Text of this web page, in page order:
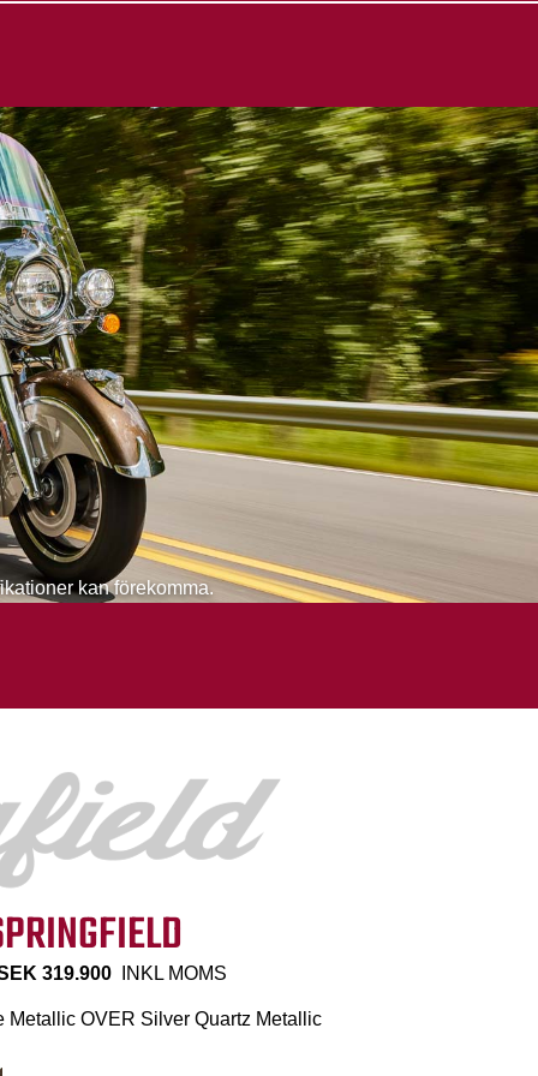
kan förekomma.
319.900 INKL MOMS
Metallic OVER Silver Quartz Metallic